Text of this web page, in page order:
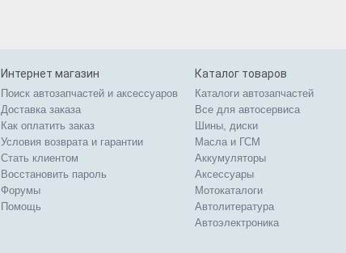
Интернет магазин
Поиск автозапчастей и аксессуаров
Доставка заказа
Как оплатить заказ
Условия возврата и гарантии
Стать клиентом
Восстановить пароль
Форумы
Помощь
Каталог товаров
Каталоги автозапчастей
Все для автосервиса
Шины, диски
Масла и ГСМ
Аккумуляторы
Аксессуары
Мотокаталоги
Автолитература
Автоэлектроника